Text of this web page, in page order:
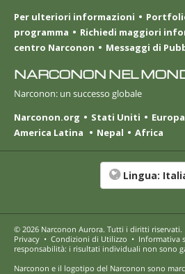
Per ulteriori informazioni
programma
Richiedi maggiori
centro Narconon
Messaggi di
NARCONON NEL
Narconon: un successo globale
Narconon.org
Stati Uniti Europa
America Latina
Nepal Africa
Lingua:
© 2026 Narconon Aurora. Tutti i diritti riservati.
Privacy • Condizioni di Utilizzo • Informativa
responsabilità: i risultati individuali non sono
Narconon e il logotipo del Narconon sono